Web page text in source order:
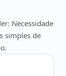
Necessidade
simples de